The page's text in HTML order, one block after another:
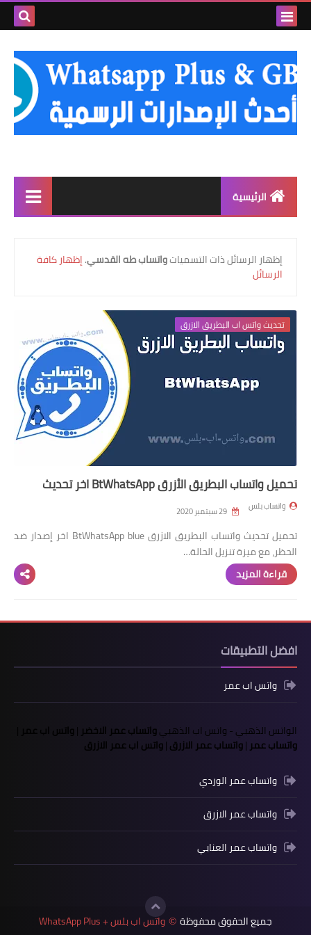
المدونة
الرئيسية
واتساب عمر العنابي
واتساب عمر الازرق
واتساب عمر الاخظر
‏إظهار الرسائل ذات التسمياتواتساب طه القدسي.إظهار كافة
الرسائل
تحديث واتس اب البطريق الازرق
تحميل واتساب البطريق الأزرق BtWhatsApp اخر تحديث
واتساب بلس
تحميل تحديث واتساب البطريق الازرق BtWhatsApp blue اخر إصدار ضد
الحظر، مع ميزة تنزيل الحالة…
قراءة المزيد
افضل التطبيقات
واتس اب عمر
الواتس الذهبي-واتس اب الذهبيواتساب عمر الاخضر |واتس اب عمر
واتساب عمر|واتساب عمر الازرق|واتس اب عمر الازرق
واتساب عمر الوردي
واتساب عمر الازرق
واتساب عمر العنابي
جميع الحقوق محفوظة © واتس اب بلس + WhatsApp Plus